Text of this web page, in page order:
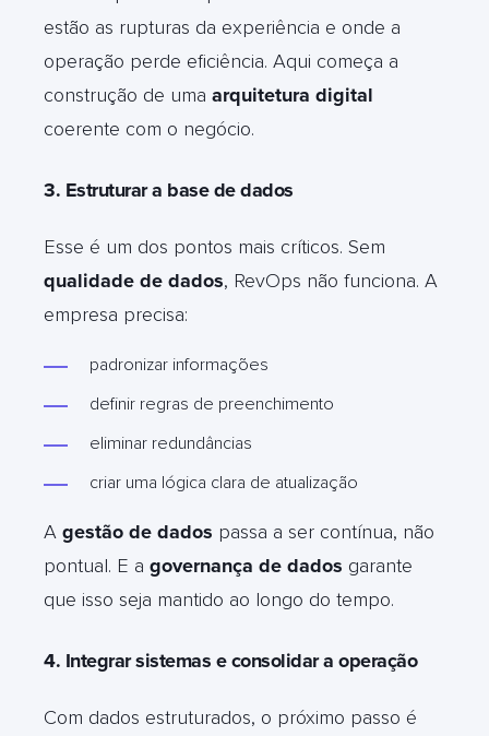
estão as rupturas da experiência e onde a
operação perde eficiência. Aqui começa a
construção de uma arquitetura digital
coerente com o negócio.
3. Estruturar a base de dados
Esse é um dos pontos mais críticos. Sem
qualidade de dados, RevOps não funciona. A
empresa precisa:
padronizar informações
definir regras de preenchimento
eliminar redundâncias
criar uma lógica clara de atualização
A gestão de dados passa a ser contínua, não
pontual. E a governança de dados garante
que isso seja mantido ao longo do tempo.
4. Integrar sistemas e consolidar a operação
Com dados estruturados, o próximo passo é